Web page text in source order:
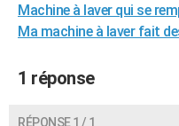
CARTE DE VOEUX
Machine à laver qui se
Ma machine à laver fait
1 réponse
RÉPONSE 1 / 1